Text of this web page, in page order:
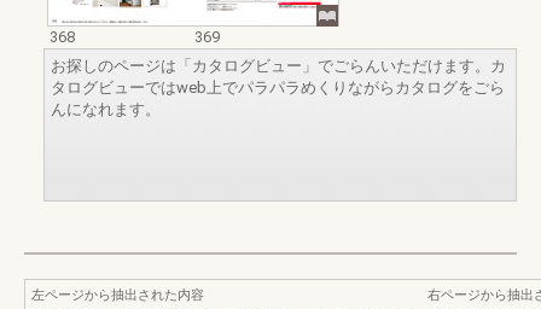
368
369
お探しのページは「カタログビュー」でごらんいただけます。カ
タログビューではweb上でパラパラめくりながらカタログをごら
んになれます。
左ページから抽出された内容
右ページから抽出